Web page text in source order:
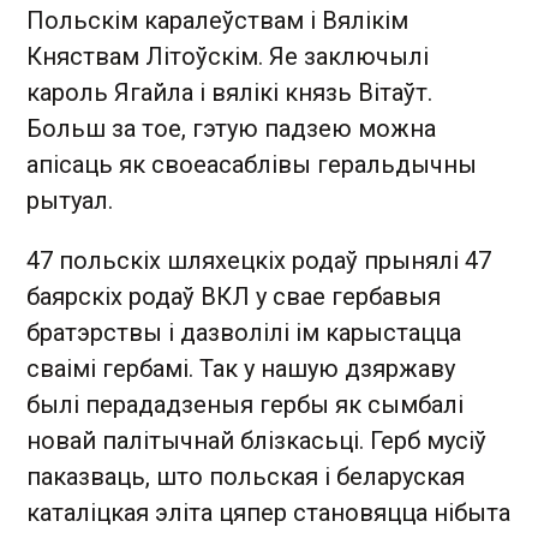
Польскім каралеўствам і Вялікім
Княствам Літоўскім. Яе заключылі
кароль Ягайла і вялікі князь Вітаўт.
Больш за тое, гэтую падзею можна
апісаць як своеасаблівы геральдычны
рытуал.
47 польскіх шляхецкіх родаў прынялі 47
баярскіх родаў ВКЛ у свае гербавыя
братэрствы і дазволілі ім карыстацца
сваімі гербамі. Так у нашую дзяржаву
былі перададзеныя гербы як сымбалі
новай палітычнай блізкасьці. Герб мусіў
паказваць, што польская і беларуская
каталіцкая эліта цяпер становяцца нібыта